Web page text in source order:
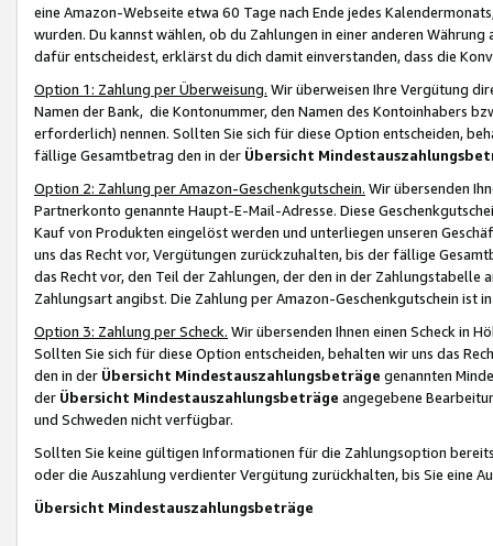
eine Amazon-Webseite etwa 60 Tage nach Ende jedes
wurden. Du kannst wählen, ob du Zahlungen in einer anderen
dafür entscheidest, erklärst du dich damit einverstanden, dass die
Option 1: Zahlung per Überweisung. Wir überweisen Ihre Vergütung
Namen der Bank, die Kontonummer, den Namen des Kontoinhabers
erforderlich) nennen. Sollten Sie sich für diese Option entscheiden,
fällige Gesamtbetrag den in der Übersicht
Option 2: Zahlung per Amazon-Geschenkgutschein. Wir übersenden
Partnerkonto genannte Haupt-E-Mail-Adresse. Diese
Kauf von Produkten eingelöst werden und unterliegen unseren
uns das Recht vor, Vergütungen zurückzuhalten, bis der fällige
das Recht vor, den Teil der Zahlungen, der den in der
Zahlungsart angibst. Die Zahlung per Amazon-Geschenkgutschein ist
Option 3: Zahlung per Scheck. Wir übersenden Ihnen einen Scheck in
Sollten Sie sich für diese Option entscheiden, behalten wir uns das
den in der Übersicht Mindestauszahlungsbeträge genannten
der Übersicht Mindestauszahlungsbeträge angegebene
und Schweden nicht verfügbar.
Sollten Sie keine gültigen Informationen für die Zahlungsoption
oder die Auszahlung verdienter Vergütung zurückhalten, bis Sie
Übersicht Mindestauszahlungsbeträge